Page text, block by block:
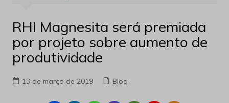
RHI Magnesita será premiada
por projeto sobre aumento de
produtividade
13 de março de 2019 Blog